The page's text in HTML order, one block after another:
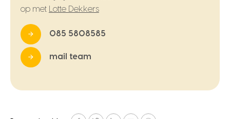
op met
Lotte Dekkers
085 5808585
mail team